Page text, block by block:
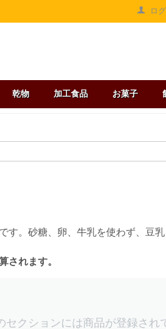
ロ
乾物 加工食品 お菓子
す。砂糖、卵、牛乳を使わず、豆
されます。
セクションには商品が登録され